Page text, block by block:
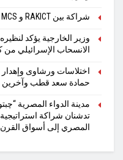
شراكة بين RAKICT و MCS لتدريب كاسبرسكي
وزير الخارجية يؤكد
الانسحاب الإسرائيلي من
اختلاسات ورشاوى وإهدار
حمادة سعد قطب وآخرين
مدينة الدواء المصرية
تدشنان شراكة استراتيجية
المصري إلى أسواق القرن